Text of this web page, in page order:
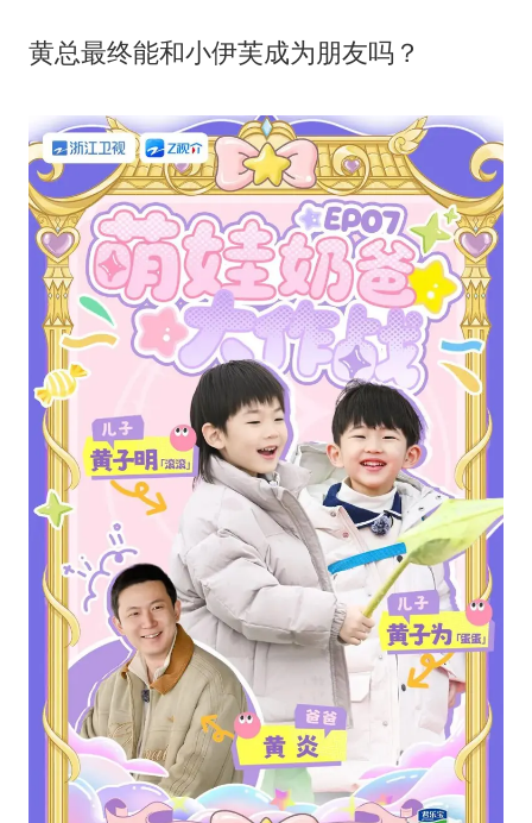
黄总最终能和小伊芙成为朋友吗？